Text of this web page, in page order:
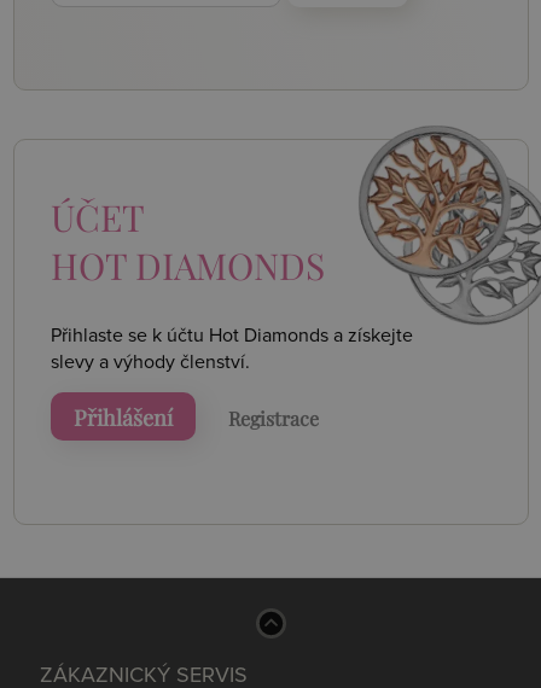
ÚČET
HOT DIAMONDS
Přihlaste se k účtu Hot Diamonds a získejte
slevy a výhody členství.
Přihlášení Registrace
ZÁKAZNICKÝ SERVIS